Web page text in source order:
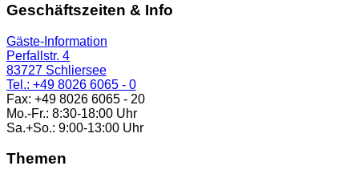
Geschäftszeiten & Info
Gäste-Information
Perfallstr. 4
83727 Schliersee
Tel.: +49 8026 6065 - 0
Fax: +49 8026 6065 - 20
Mo.-Fr.: 8:30-18:00 Uhr
Sa.+So.: 9:00-13:00 Uhr
Themen